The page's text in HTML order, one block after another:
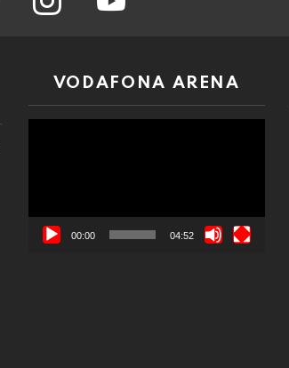
VODAFONA ARENA
00:00 04:52